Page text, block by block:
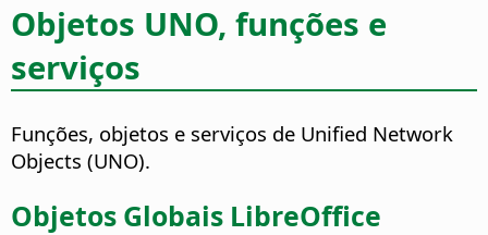
Objetos UNO, funções e
serviços
Funções, objetos e serviços de Unified Network
Objects (UNO).
Objetos Globais LibreOffice